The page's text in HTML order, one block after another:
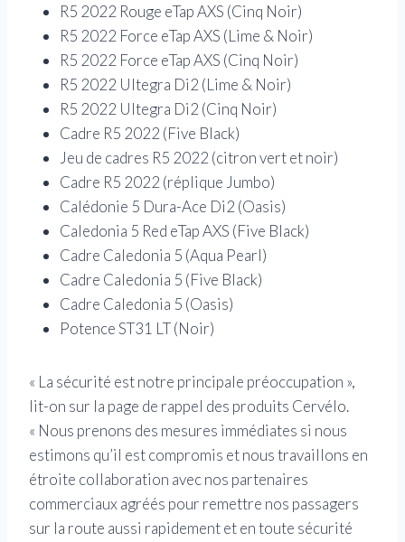
R5 2022 Rouge eTap AXS (Cinq Noir)
R5 2022 Force eTap AXS (Lime & Noir)
R5 2022 Force eTap AXS (Cinq Noir)
R5 2022 Ultegra Di2 (Lime & Noir)
R5 2022 Ultegra Di2 (Cinq Noir)
Cadre R5 2022 (Five Black)
Jeu de cadres R5 2022 (citron vert et noir)
Cadre R5 2022 (réplique Jumbo)
Calédonie 5 Dura-Ace Di2 (Oasis)
Caledonia 5 Red eTap AXS (Five Black)
Cadre Caledonia 5 (Aqua Pearl)
Cadre Caledonia 5 (Five Black)
Cadre Caledonia 5 (Oasis)
Potence ST31 LT (Noir)
« La sécurité est notre principale préoccupation »,
lit-on sur la page de rappel des produits Cervélo.
« Nous prenons des mesures immédiates si nous
estimons qu’il est compromis et nous travaillons en
étroite collaboration avec nos partenaires
commerciaux agréés pour remettre nos passagers
sur la route aussi rapidement et en toute sécurité